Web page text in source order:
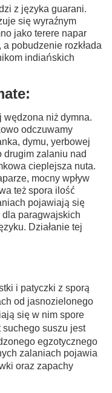
z języka guarani.
się wyraźnym
jako terere napar
pobudzenie rozkłada
indiańskich
niż dymna.
odczuwamy
dymu, yerbowej
drugim zalaniu nad
cieplejsza nuta.
mocny wpływ
też spora ilość
pojawiają się
dla paragwajskich
Działanie tej
i patyczki z sporą
od jasnozielonego
się w nim spore
suchego suszu jest
egzotycznego
zalaniach pojawia
oraz zapachy